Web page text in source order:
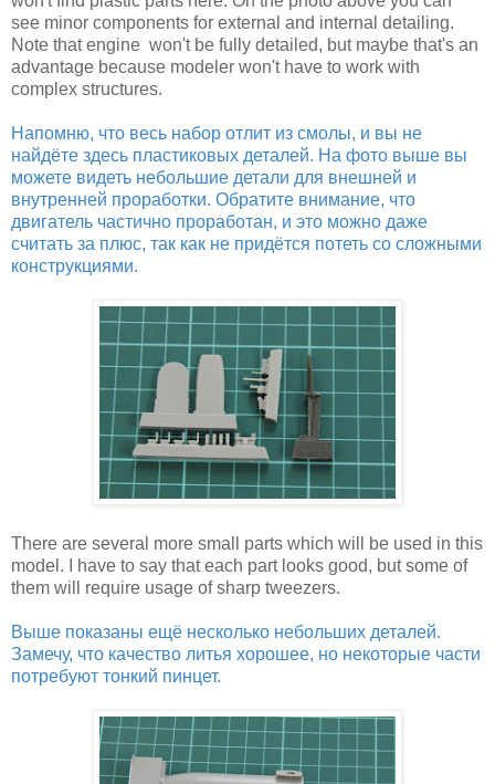
see minor components for external and internal detailing.
Note that engine won't be fully detailed, but maybe that's an
advantage because modeler won't have to work with
complex structures.
Напомню, что весь набор отлит из смолы, и вы не
найдёте здесь пластиковых деталей. На фото выше вы
можете видеть небольшие детали для внешней и
внутренней проработки. Обратите внимание, что
двигатель частично проработан, и это можно даже
считать за плюс, так как не придётся потеть со сложными
конструкциями.
There are several more small parts which will be used in this
model. I have to say that each part looks good, but some of
them will require usage of sharp tweezers.
Выше показаны ещё несколько небольших деталей.
Замечу, что качество литья хорошее, но некоторые части
потребуют тонкий пинцет.